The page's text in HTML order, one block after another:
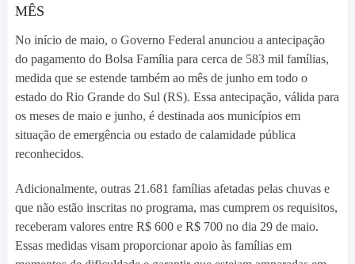
MÊS
No início de maio, o Governo Federal anunciou a antecipação
do pagamento do Bolsa Família para cerca de 583 mil famílias,
medida que se estende também ao mês de junho em todo o
estado do Rio Grande do Sul (RS). Essa antecipação, válida para
os meses de maio e junho, é destinada aos municípios em
situação de emergência ou estado de calamidade pública
reconhecidos.
Adicionalmente, outras 21.681 famílias afetadas pelas chuvas e
que não estão inscritas no programa, mas cumprem os requisitos,
receberam valores entre R$ 600 e R$ 700 no dia 29 de maio.
Essas medidas visam proporcionar apoio às famílias em